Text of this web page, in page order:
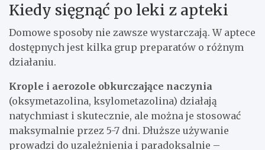
Kiedy sięgnąć po leki z apteki
Domowe sposoby nie zawsze wystarczają. W aptece
dostępnych jest kilka grup preparatów o różnym
działaniu.
Krople i aerozole obkurczające naczynia
(oksymetazolina, ksylometazolina) działają
natychmiast i skutecznie, ale można je stosować
maksymalnie przez 5-7 dni. Dłuższe używanie
prowadzi do uzależnienia i paradoksalnie –